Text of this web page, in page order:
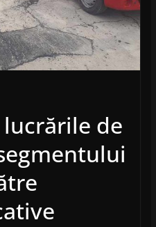
de